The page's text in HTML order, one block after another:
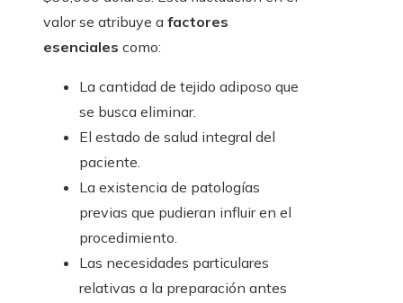
valor se atribuye a factores
esenciales como:
La cantidad de tejido adiposo que
se busca eliminar.
El estado de salud integral del
paciente.
La existencia de patologías
previas que pudieran influir en el
procedimiento.
Las necesidades particulares
relativas a la preparación antes